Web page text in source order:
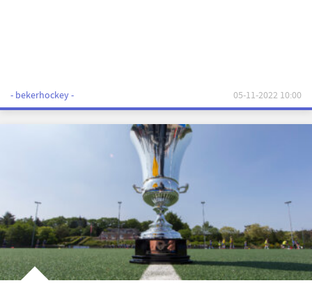
- bekerhockey - 05-11-2022 10:00